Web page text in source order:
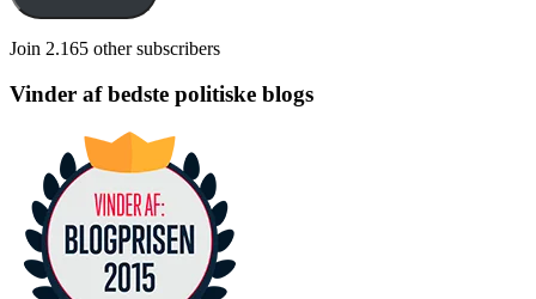
Join 2.165 other subscribers
Vinder af bedste politiske blogs